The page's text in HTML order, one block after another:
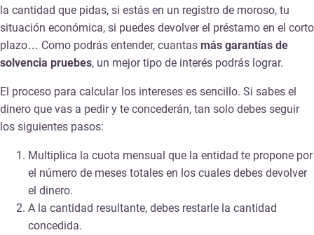
la cantidad que pidas, si estás en un registro de moroso, tu
situación económica, si puedes devolver el préstamo en el corto
plazo… Como podrás entender, cuantas más garantías de
solvencia pruebes, un mejor tipo de interés podrás lograr.
El proceso para calcular los intereses es sencillo. Si sabes el
dinero que vas a pedir y te concederán, tan solo debes seguir
los siguientes pasos:
Multiplica la cuota mensual que la entidad te propone por
el número de meses totales en los cuales debes devolver
el dinero.
A la cantidad resultante, debes restarle la cantidad
concedida.